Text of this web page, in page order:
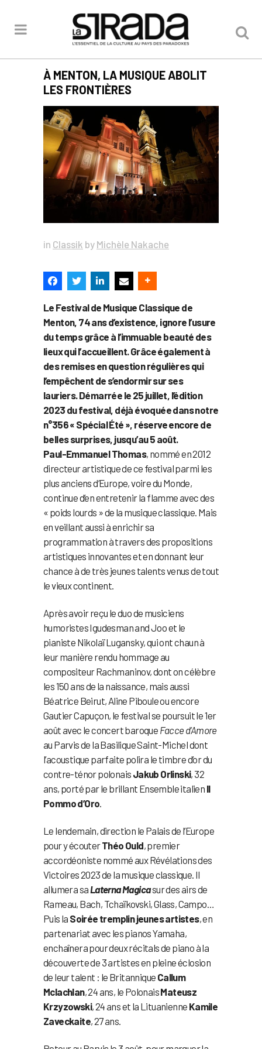
À MENTON, LA MUSIQUE ABOLIT
LES FRONTIÈRES
in Classik by Michèle Nakache
Le Festival de Musique Classique de
Menton, 74 ans d’existence, ignore l’usure
du temps grâce à l’immuable beauté des
lieux qui l’accueillent. Grâce également à
des remises en question régulières qui
l’empêchent de s’endormir sur ses
lauriers. Démarrée le 25 juillet, l’édition
2023 du festival, déjà évoquée dans notre
n°356 « Spécial Été », réserve encore de
belles surprises, jusqu’au 5 août.
Paul-Emmanuel Thomas, nommé en 2012
directeur artistique de ce festival parmi les
plus anciens d’Europe, voire du Monde,
continue d’en entretenir la flamme avec des
« poids lourds » de la musique classique. Mais
en veillant aussi à enrichir sa
programmation à travers des propositions
artistiques innovantes et en donnant leur
chance à de très jeunes talents venus de tout
le vieux continent.
Après avoir reçu le duo de musiciens
humoristes Igudesman and Joo et le
pianiste Nikolaï Lugansky, qui ont chaun à
leur manière rendu hommage au
compositeur Rachmaninov, dont on célèbre
les 150 ans de la naissance, mais aussi
Béatrice Beirut, Aline Piboule ou encore
Gautier Capuçon, le festival se poursuit le 1er
août avec le concert baroque Facce d’Amore
au Parvis de la Basilique Saint-Michel dont
l’acoustique parfaite polira le timbre d’or du
contre-ténor polonais Jakub Orlinski, 32
ans, porté par le brillant Ensemble italien Il
Pommo d’Oro
Le lendemain, direction le Palais de l’Europe
pour y écouterThéo Ould, premier
accordéoniste nommé aux Révélations des
Victoires 2023 de la musique classique. Il
allumera sa Laterna Magicasur des airs de
Rameau, Bach, Tchaïkovski, Glass, Campo…
Puis la Soirée tremplin jeunes artistes, en
partenariat avec les pianos Yamaha,
enchaînera pour deux récitals de piano à la
découverte de 3 artistes en pleine éclosion
de leur talent : le Britannique Callum
Mclachlan, 24 ans, le PolonaisMateusz
Krzyzowski, 24 ans et la Lituanienne Kamile
Zaveckaite, 27 ans.